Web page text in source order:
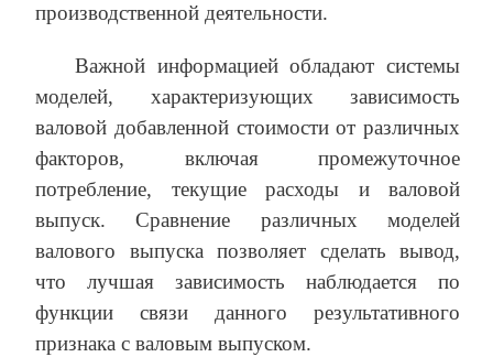
производственной деятельности.
Важной информацией обладают системы
моделей, характеризующих зависимость
валовой добавленной стоимости от различных
факторов, включая промежуточное
потребление, текущие расходы и валовой
выпуск. Сравнение различных моделей
валового выпуска позволяет сделать вывод,
что лучшая зависимость наблюдается по
функции связи данного результативного
признака с валовым выпуском.